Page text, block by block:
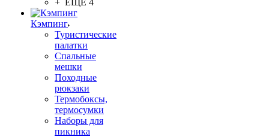
+ ЕЩЕ 4
Кэмпинг
Туристические
палатки
Спальные
мешки
Походные
рюкзаки
Термобоксы,
термосумки
Наборы для
пикника